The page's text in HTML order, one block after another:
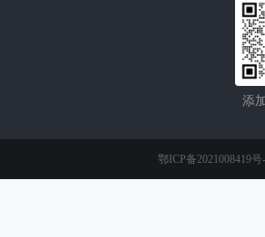
添
鄂ICP备2021008419号